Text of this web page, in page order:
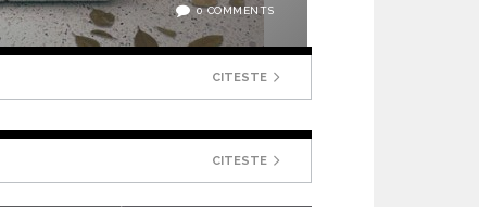
0 COMMENTS
CITESTE
CITESTE